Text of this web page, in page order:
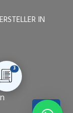
3
IN